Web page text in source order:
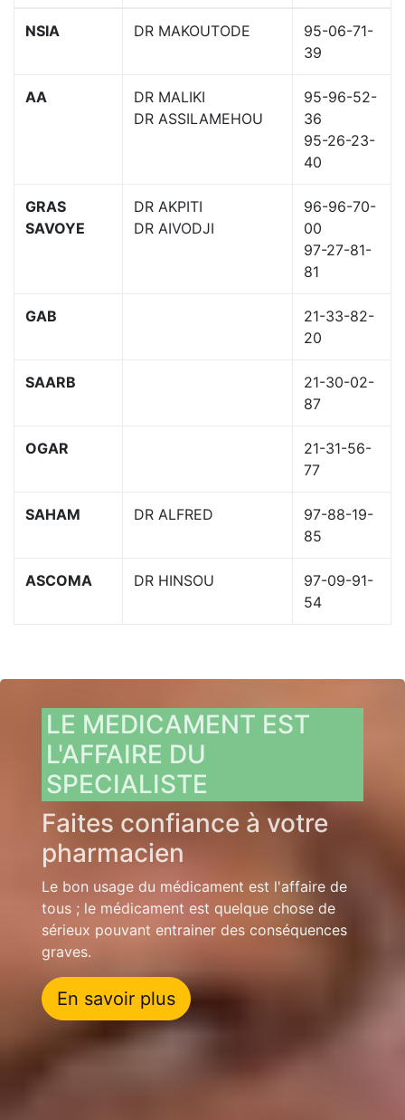
NSIA DR MAKOUTODE
95-06-71-
39
AA
DR MALIKI
DR ASSILAMEHOU
95-96-52-
36
95-26-23-
40
GRAS
SAVOYE
DR AKPITI
DR AIVODJI
96-96-70-
00
97-27-81-
81
GAB
21-33-82-
20
SAARB
21-30-02-
87
OGAR
21-31-56-
77
SAHAM DR ALFRED
97-88-19-
85
ASCOMA DR HINSOU
97-09-91-
54
LE MEDICAMENT EST
L'AFFAIRE DU
SPECIALISTE
Faites confiance à votre
pharmacien
Le bon usage du médicament est l'affaire de
tous ; le médicament est quelque chose de
sérieux pouvant entrainer des conséquences
graves.
En savoir plus